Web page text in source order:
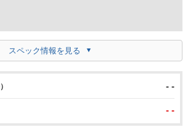
スペック情報を見る
- -
- -